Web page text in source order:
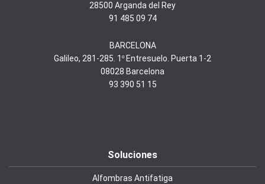
28500 Arganda del Rey
91 485 09 74
BARCELONA
Galileo, 281-285. 1º Entresuelo. Puerta 1-2
08028 Barcelona
93 390 51 15
Soluciones
Alfombras Antifatiga